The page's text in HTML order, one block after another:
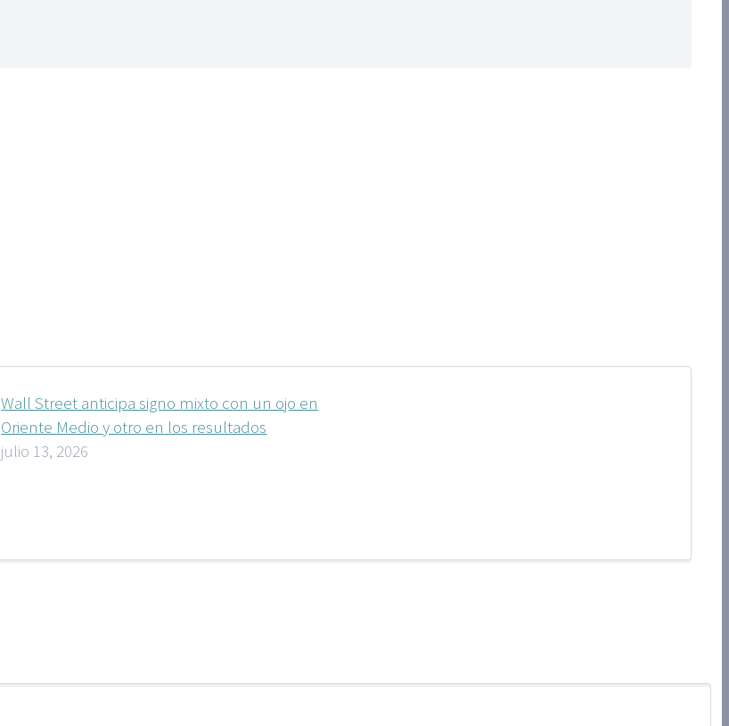
Wall Street anticipa signo mixto con un ojo en
Oriente Medio y otro en los resultados
julio 13, 2026